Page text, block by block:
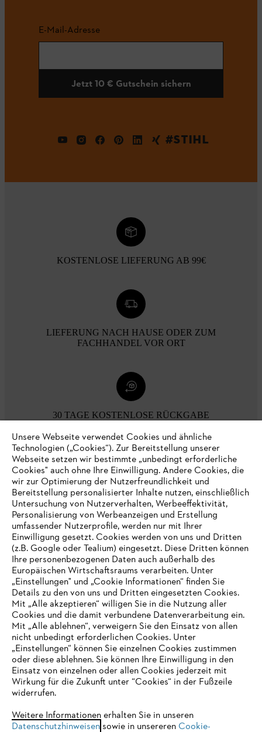
E-Mail-Adresse
Jetzt 10 € Gutschein sichern
#STIHL
KOSTENLOSE LIEFERUNG AB 99€
LIEFERUNG NACH HAUSE ODER ZUM
FACHHANDEL VOR ORT
30 TAGE KOSTENLOSE RÜCKGABE
Zahlungsmöglichkeiten
Unternehmen
Online Shop
Service
IHR BROWSER WIRD NICHT
UNTERSTÜTZT
eine optimale Nutzung unserer Seite empfehlen wir Ihnen, zu
einem der folgenden Browser zu wechseln:
Unsere Webseite verwendet Cookies und ähnliche
Technologien („Cookies“). Zur Bereitstellung unserer
Webseite setzen wir bestimmte „unbedingt erforderliche
Cookies" auch ohne Ihre Einwilligung. Andere Cookies, die
wir zur Optimierung der Nutzerfreundlichkeit und
Bereitstellung personalisierter Inhalte nutzen, einschließlich
Untersuchung von Nutzerverhalten, Werbeeffektivität,
Personalisierung von Werbeanzeigen und Erstellung
umfassender Nutzerprofile, werden nur mit Ihrer
Einwilligung gesetzt. Cookies werden von uns und Dritten
(z.B. Google oder Tealium) eingesetzt. Diese Dritten können
Ihre personenbezogenen Daten auch außerhalb des
Europäischen Wirtschaftsraums verarbeiten. Unter
„Einstellungen" und „Cookie Informationen“ finden Sie
Details zu den von uns und Dritten eingesetzten Cookies.
Mit „Alle akzeptieren“ willigen Sie in die Nutzung aller
Cookies und die damit verbundene Datenverarbeitung ein.
Mit „Alle ablehnen“, verweigern Sie den Einsatz von allen
nicht unbedingt erforderlichen Cookies. Unter
„Einstellungen“ können Sie einzelnen Cookies zustimmen
oder diese ablehnen. Sie können Ihre Einwilligung in den
Einsatz von einzelnen oder allen Cookies jederzeit mit
Wirkung für die Zukunft unter “Cookies“ in der Fußzeile
widerrufen.
Weitere Informationen erhalten Sie in unseren
Datenschutzhinweisensowie in unsereren Cookie-